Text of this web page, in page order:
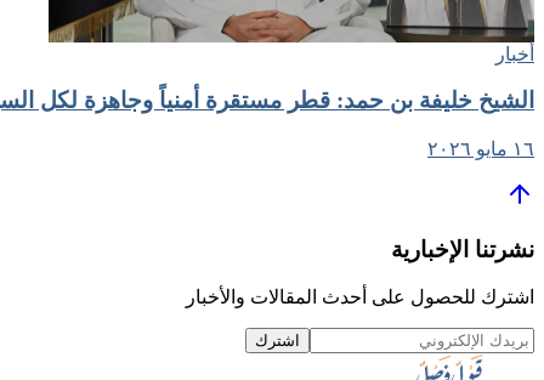
أخبار
الشيخ خليفة بن حمد: قطر مستقرة أمنياً وجاهزة لكل
١٦ مايو ٢٠٢٦
نشرتنا الإخبارية
اشترك للحصول على أحدث المقالات والأخبار
اشترك